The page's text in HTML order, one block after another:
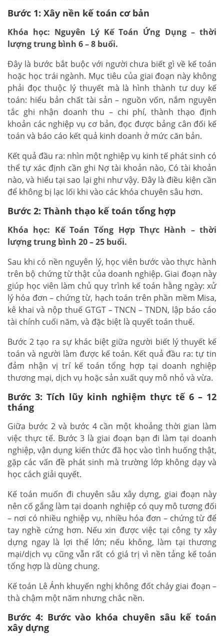
Bước 1: Xây nền kế toán cơ bản
Khóa học: Nguyên Lý Kế Toán Ứng Dụng – thời
lượng trung bình 6 – 8 buổi.
Đây là bước bắt buộc với người chưa biết gì về kế toán
hoặc học trái ngành. Mục tiêu của giai đoạn này không
phải đọc thuộc lý thuyết mà là hình thành tư duy kế
toán: hiểu bản chất tài sản – nguồn vốn, nắm nguyên
tắc ghi nhận doanh thu – chi phí, thành thạo định
khoản các nghiệp vụ cơ bản, đọc được bảng cân đối kế
toán và báo cáo kết quả kinh doanh ở mức căn bản.
Kết quả đầu ra: nhìn một nghiệp vụ kinh tế phát sinh có
thể tự xác định cần ghi Nợ tài khoản nào, Có tài khoản
nào, và hiểu tại sao lại ghi như vậy. Đây là điều kiện cần
để không bị lạc lối khi vào các khóa chuyên sâu hơn.
Bước 2: Thành thạo kế toán tổng hợp
Khóa học: Kế Toán Tổng Hợp Thực Hành – thời
lượng trung bình 20 – 25 buổi.
Sau khi có nền nguyên lý, học viên bước vào thực hành
trên bộ chứng từ thật của doanh nghiệp. Giai đoạn này
giúp học viên làm chủ quy trình kế toán hằng ngày: xử
lý hóa đơn – chứng từ, hạch toán trên phần mềm Misa,
kê khai và nộp thuế GTGT – TNCN – TNDN, lập báo cáo
tài chính cuối năm, và đặc biệt là quyết toán thuế.
Bước 2 tạo ra sự khác biệt giữa người biết lý thuyết kế
toán và người làm được kế toán. Kết quả đầu ra: tự tin
đảm nhận vị trí kế toán tổng hợp tại doanh nghiệp
thương mại, dịch vụ hoặc sản xuất quy mô nhỏ và vừa.
Bước 3: Tích lũy kinh nghiệm thực tế 6 – 12
tháng
Giữa bước 2 và bước 4 cần một khoảng thời gian làm
việc thực tế. Bước 3 là giai đoạn bạn đi làm tại doanh
nghiệp, vận dụng kiến thức đã học vào tình huống thật,
gặp các vấn đề phát sinh mà trường lớp không dạy và
học cách giải quyết.
Kế toán muốn đi chuyên sâu xây dựng, giai đoạn này
nên cố gắng làm tại doanh nghiệp có quy mô tương đối
– nơi có nhiều nghiệp vụ, nhiều hóa đơn – chứng từ để
tay nghề cứng hơn. Nếu xin được việc tại công ty xây
dựng ngay là lợi thế lớn; nếu không, làm tại thương
mại/dịch vụ cũng vẫn rất có giá trị vì nền tảng kế toán
tổng hợp là dùng chung.
Kế toán Lê Ánh khuyến nghị không đốt cháy giai đoạn –
thà chậm một năm nhưng chắc nền.
Bước 4: Bước vào khóa chuyên sâu kế toán
xây dựng